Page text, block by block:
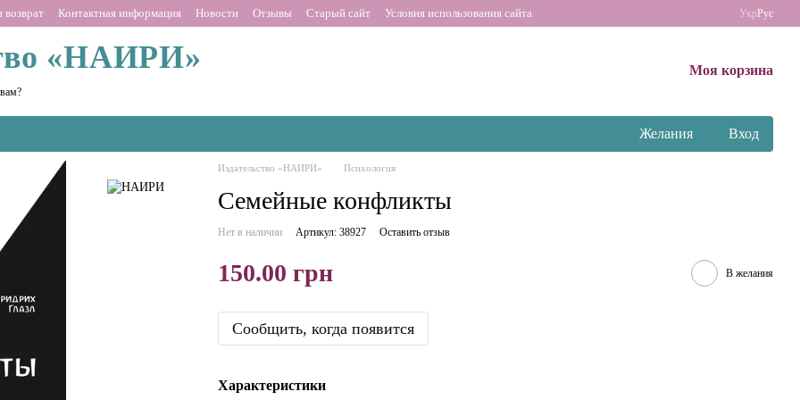
Контактная информация Новости Отзывы Старый сайт Условия использования сайта УкрРус
«НАИРИ» Моя корзина
Желания Вход
Издательство «НАИРИ» Психология
Семейные конфликты
Нет в наличии Артикул: 38927 Оставить отзыв
150.00 грн В желания
Сообщить, когда появится
Характеристики